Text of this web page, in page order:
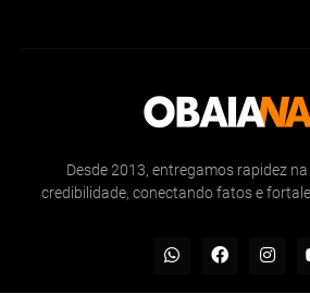
Desde 2013, entregamos rapidez
credibilidade, conectando fatos e